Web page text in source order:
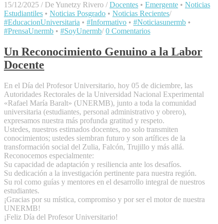
15/12/2025 / De Yunetzy Rivero / Docentes • Emergente • Noticias
Estudiantiles • Noticias Posgrado • Noticias Recientes/
#EducacionUniversitaria • #Informativo • #Noticiasunermb •
#PrensaUnermb • #SoyUnermb/ 0 Comentarios
Un Reconocimiento Genuino a la Labor
Docente
​En el Día del Profesor Universitario, hoy 05 de diciembre, las
Autoridades Rectorales de la Universidad Nacional Experimental
«Rafael María Baralt» (UNERMB), junto a toda la comunidad
universitaria (estudiantes, personal administrativo y obrero),
expresamos nuestra más profunda gratitud y respeto.
​Ustedes, nuestros estimados docentes, no solo transmiten
conocimientos; ustedes siembran futuro y son artífices de la
transformación social del Zulia, Falcón, Trujillo y más allá.
​Reconocemos especialmente:
​Su capacidad de adaptación y resiliencia ante los desafíos.
​Su dedicación a la investigación pertinente para nuestra región.
​Su rol como guías y mentores en el desarrollo integral de nuestros
estudiantes.
​¡Gracias por su mística, compromiso y por ser el motor de nuestra
UNERMB!
​¡Feliz Día del Profesor Universitario!